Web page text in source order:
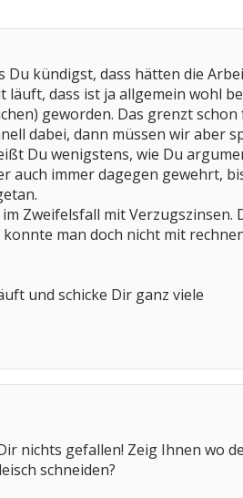
kündigst, dass hätten die
dass ist ja allgemein wohl
geworden. Das grenzt
dabei, dann müssen wir aber
Du wenigstens, wie Du
auch immer dagegen gewehrt,
Zweifelsfall mit Verzugszinsen.
man doch nicht mit
und schicke Dir ganz viele
nichts gefallen! Zeig Ihnen wo
schneiden?